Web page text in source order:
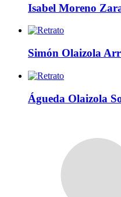
Isabel Moreno
Simón Olaizola
Águeda Olaizola